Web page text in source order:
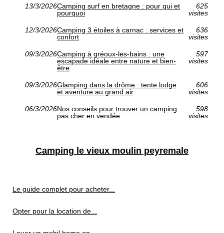
13/3/2026Camping surf en bretagne : pour qui et
pourquoi
625
visites
12/3/2026Camping 3 étoiles à carnac : services et
confort
636
visites
09/3/2026Camping à gréoux-les-bains : une
escapade idéale entre nature et bien-
être
597
visites
09/3/2026Glamping dans la drôme : tente lodge
et aventure au grand air
606
visites
06/3/2026Nos conseils pour trouver un camping
pas cher en vendée
598
visites
Camping le vieux moulin peyremale
Le guide complet pour acheter...
Opter pour la location de...